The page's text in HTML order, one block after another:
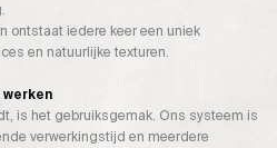
ontstaat iedere keer een uniek
en natuurlijke texturen.
is het gebruiksgemak. Ons systeem is
verwerkingstijd en meerdere